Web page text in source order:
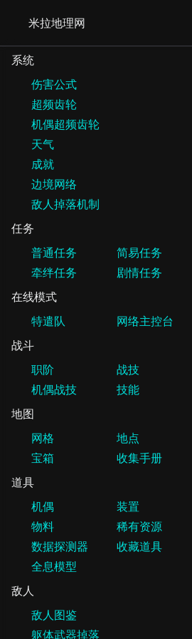
米拉地理网
系统
伤害公式
超频齿轮
机偶超频齿轮
天气
成就
边境网络
敌人掉落机制
任务
普通任务
简易任务
牵绊任务
剧情任务
在线模式
特遣队
网络主控台
战斗
职阶
战技
机偶战技
技能
地图
网格
地点
宝箱
收集手册
道具
机偶
装置
物料
稀有资源
数据探测器
收藏道具
全息模型
敌人
敌人图鉴
躯体武器掉落